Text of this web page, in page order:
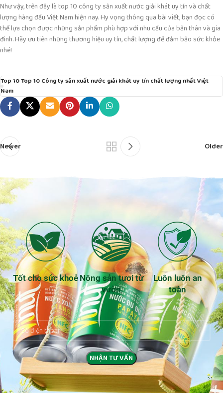
Như vậy, trên đây là top 10 công ty sản xuất nước giải khát uy tín và chất
lượng hàng đầu Việt Nam hiện nay. Hy vọng thông qua bài viết, bạn đọc có
thể lựa chọn được những sản phẩm phù hợp với nhu cầu của bản thân và gia
đình. Hãy ưu tiên những thương hiệu uy tín, chất lượng để đảm bảo sức khỏe
nhé!
Top 10 Top 10 Công ty sản xuất nước giải khát uy tín chất lượng nhất Việt
Nam
Newer Older
Tốt cho sức khoẻ Nông sản tươi từ
vườn
Luôn luôn an
toàn